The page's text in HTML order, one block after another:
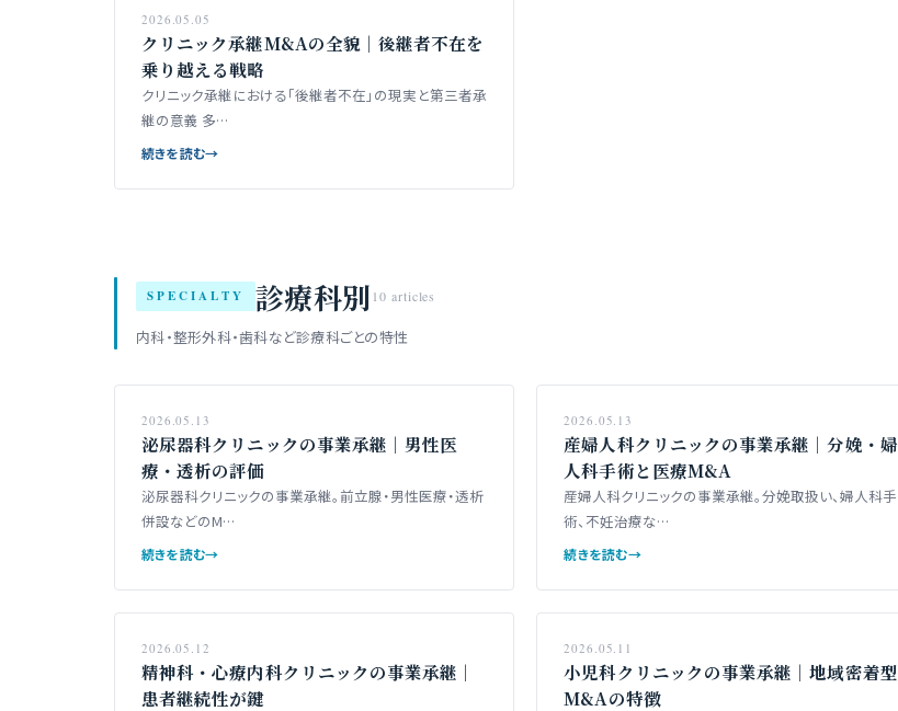
2026.05.05
クリニック承継M&Aの全貌｜後継者不在を
乗り越える戦略
クリニック承継における「後継者不在」の現実と第三者承
継の意義 多…
続きを読む→
SPECIALTY 診療科別 10 articles
内科・整形外科・歯科など診療科ごとの特性
2026.05.13
泌尿器科クリニックの事業承継｜男性医
療・透析の評価
泌尿器科クリニックの事業承継。前立腺・男性医療・透析
併設などのM…
続きを読む→
2026.05.13
産婦人科クリニックの事業承継｜分娩・婦
人科手術と医療M&A
産婦人科クリニックの事業承継。分娩取扱い、婦人科手
術、不妊治療な…
続きを読む→
2026.05.12
精神科・心療内科クリニックの事業承継｜
患者継続性が鍵
2026.05.11
小児科クリニックの事業承継｜地域密着型
M&Aの特徴